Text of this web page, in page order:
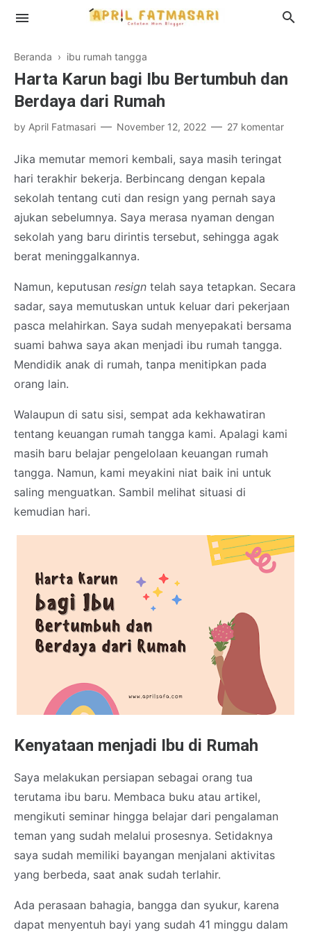
Profil
Disclosure
Beranda › ibu rumah tangga
Harta Karun bagi Ibu Bertumbuh dan
Berdaya dari Rumah
by April Fatmasari November 12, 2022 27 komentar
Jika memutar memori kembali, saya masih teringat
hari terakhir bekerja. Berbincang dengan kepala
sekolah tentang cuti dan resign yang pernah saya
ajukan sebelumnya. Saya merasa nyaman dengan
sekolah yang baru dirintis tersebut, sehingga agak
berat meninggalkannya.
Namun, keputusan resign telah saya tetapkan. Secara
sadar, saya memutuskan untuk keluar dari pekerjaan
pasca melahirkan. Saya sudah menyepakati bersama
suami bahwa saya akan menjadi ibu rumah tangga.
Mendidik anak di rumah, tanpa menitipkan pada
orang lain.
Walaupun di satu sisi, sempat ada kekhawatiran
tentang keuangan rumah tangga kami. Apalagi kami
masih baru belajar pengelolaan keuangan rumah
tangga. Namun, kami meyakini niat baik ini untuk
saling menguatkan. Sambil melihat situasi di
kemudian hari.
Kenyataan menjadi Ibu di Rumah
Saya melakukan persiapan sebagai orang tua
terutama ibu baru. Membaca buku atau artikel,
mengikuti seminar hingga belajar dari pengalaman
teman yang sudah melalui prosesnya. Setidaknya
saya sudah memiliki bayangan menjalani aktivitas
yang berbeda, saat anak sudah terlahir.
Ada perasaan bahagia, bangga dan syukur, karena
dapat menyentuh bayi yang sudah 41 minggu dalam